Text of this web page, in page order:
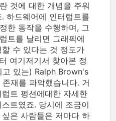
것에 대한 개념을 주워
하드웨어에 인터럽트를
한 동작을 수행하며, 그
트를 날리면 그래픽에
수 있다는 것 정도가
여기저기서 찾아본 정
고 있는) Ralph Brown's
재를 파악했습니다. 거
트 펑션에대한 자세한
트였죠. 당시에 조금이
은 사람들은 저마다 하